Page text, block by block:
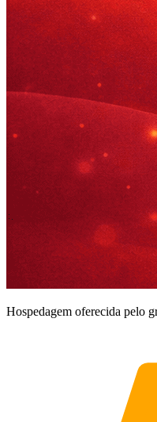
Hospedagem oferecida pelo